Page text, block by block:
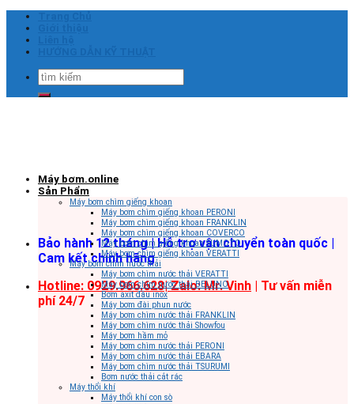
Skip
content
Tìm
kiếm:
Bảo hành 12 tháng | Hỗ trợ vận chuyển toàn quốc |
Cam kết chính hãng
Hotline: 0929.966.628|Zalo: Mr. Vinh | Tư vấn miễn
phí 24/7
Máy bơm.online
Sản Phẩm
Máy bơm chìm giếng khoan
Máy bơm chìm giếng khoan PERONI
Máy bơm chìm giếng khoan FRANKLIN
Máy bơm chìm giếng khoan COVERCO
Máy bơm chìm giếng khoan SUMOTO
Máy bơm chìm giếng khoan VERATTI
Máy bơm chìm nước thải
Máy bơm chìm nước thải VERATTI
Máy bơm chìm nước thải BELUNO
Bơm axit đầu inox
Máy bơm đài phun nước
Máy bơm chìm nước thải FRANKLIN
Máy bơm chìm nước thải Showfou
Máy bơm hầm mỏ
Máy bơm chìm nước thải PERONI
Máy bơm chìm nước thải EBARA
Máy bơm chìm nước thải TSURUMI
Bơm nước thải cắt rác
Máy thổi khí
Máy thổi khí con sò